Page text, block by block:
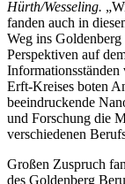
Hürth/Wesseling.
fanden auch in
Weg ins
Perspektiven auf
Informationsständen
Erft-Kreises boten
beeindruckende
und Forschung die
verschiedenen
Großen Zuspruch
des Goldenberg